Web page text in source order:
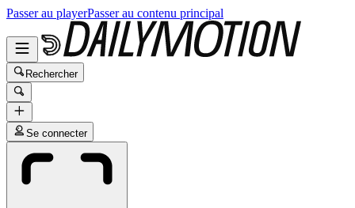
Passer au playerPasser au contenu principal
Rechercher
Se connecter